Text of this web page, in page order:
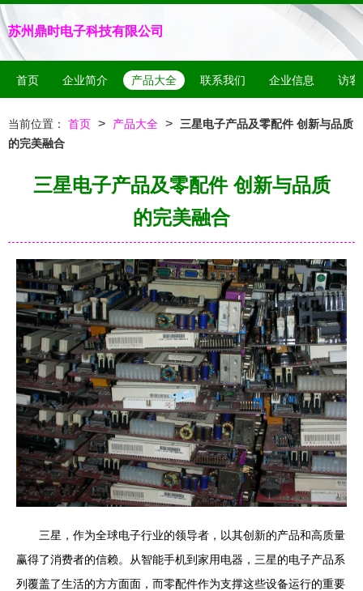
苏州鼎时电子科技有限公司
首页 企业简介 产品大全 联系我们 企业信息 访客
当前位置： 首页 > 产品大全 >
三星电子产品及零配件 创新与品质
的完美融合
三星电子产品及零配件 创新与品质
的完美融合
三星，作为全球电子行业的领导者，以其创新的产品和高质量
赢得了消费者的信赖。从智能手机到家用电器，三星的电子产品系
列覆盖了生活的方方面面，而零配件作为支撑这些设备运行的重要